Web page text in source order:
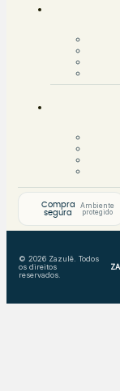
Compra
segura
Ambiente
protegido
© 2026 Zazulê. Todos
os direitos
reservados.